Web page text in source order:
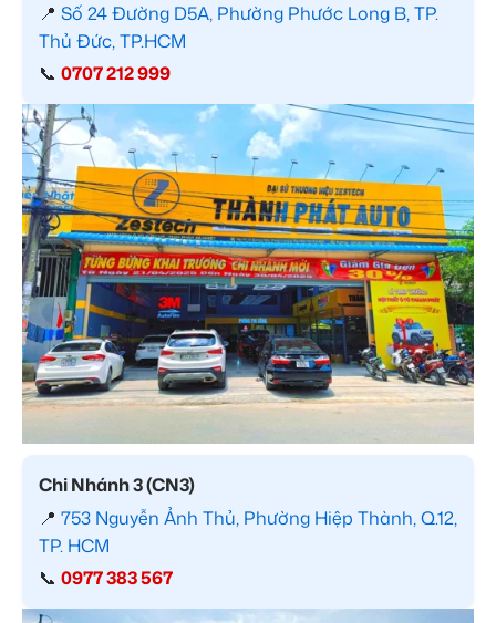
📍 Số 24 Đường D5A, Phường Phước Long B, TP.
Thủ Đức, TP.HCM
📞 0707 212 999
Chi Nhánh 3 (CN3)
📍 753 Nguyễn Ảnh Thủ, Phường Hiệp Thành, Q.12,
TP. HCM
📞 0977 383 567